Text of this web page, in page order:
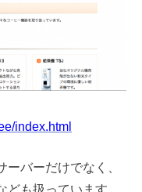
index.html
バーだけでなく、
も扱っています。